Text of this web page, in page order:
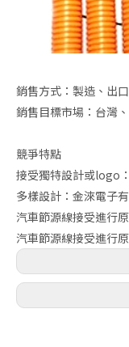
銷售方式：製造、出口
銷售目標市場：台灣
競爭特點
接受獨特設計或logo
多樣設計：金淶電子
汽車節源線接受進行
汽車節源線接受進行